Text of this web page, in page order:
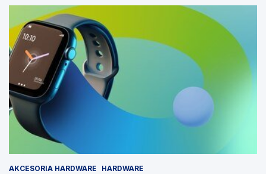
AKCESORIA HARDWARE
HARDWARE